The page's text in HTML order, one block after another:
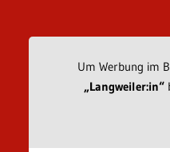
Um Werbung im
„Langweiler:in“